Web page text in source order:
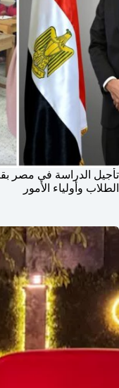
تأجيل الدراسة في مصر
الطلاب وأولياء الأمور